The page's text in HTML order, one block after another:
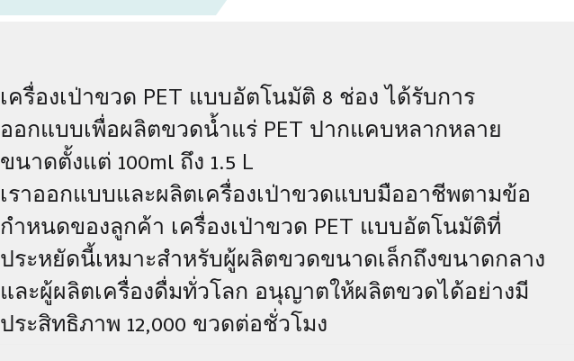
เครื่องเป่าขวด PET แบบอัตโนมัติ 8 ช่อง ได้รับการ
ออกแบบเพื่อผลิตขวดน้ำแร่ PET ปากแคบหลากหลาย
ขนาดตั้งแต่ 100ml ถึง 1.5 L
เราออกแบบและผลิตเครื่องเป่าขวดแบบมืออาชีพตามข้อ
กำหนดของลูกค้า เครื่องเป่าขวด PET แบบอัตโนมัติที่
ประหยัดนี้เหมาะสำหรับผู้ผลิตขวดขนาดเล็กถึงขนาดกลาง
และผู้ผลิตเครื่องดื่มทั่วโลก อนุญาตให้ผลิตขวดได้อย่างมี
ประสิทธิภาพ 12,000 ขวดต่อชั่วโมง